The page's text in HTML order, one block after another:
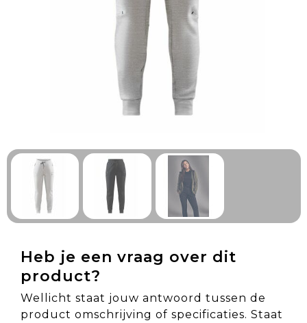
Technologie & Gadgets
Pennen & Schrijfwaren
Gezondheid & Welzijn
Eten & Drinken
Heb je een vraag over dit
product?
Wellicht staat jouw antwoord tussen de
product omschrijving of specificaties. Staat